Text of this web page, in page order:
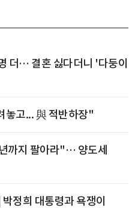
더… 결혼 싫다더니 '다둥이
놓고... 與 적반하장"
까지 팔아라"… 양도세
정희 대통령과 욕쟁이